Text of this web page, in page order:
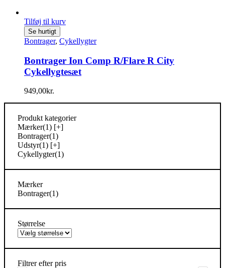
Tilføj til kurv
Se hurtigt
Bontrager, Cykellygter
Bontrager Ion Comp R/Flare R City
Cykellygtesæt
949,00kr.
Produkt kategorier
Mærker(1) [+]
Bontrager(1)
Udstyr(1) [+]
Cykellygter(1)
Mærker
Bontrager(1)
Størrelse
Filtrer efter pris